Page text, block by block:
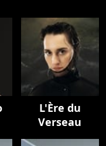
L'Ère du
Verseau